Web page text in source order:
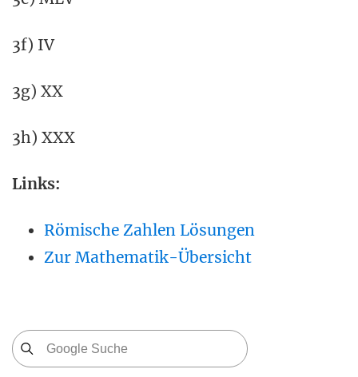
3f) IV
3g) XX
3h) XXX
Links:
Römische Zahlen Lösungen
Zur Mathematik-Übersicht